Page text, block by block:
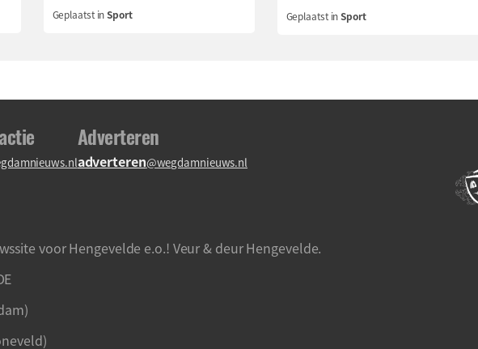
Geplaatst inSport Geplaatst inSport
Adverteren
adverteren@wegdamnieuws.nl
voor Hengevelde e.o.! Veur & deur Hengevelde.